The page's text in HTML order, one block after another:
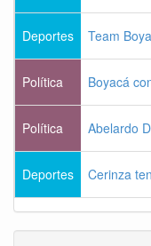
Deportes Team
Política Boyacá
Política Abelardo
Deportes Cerinza